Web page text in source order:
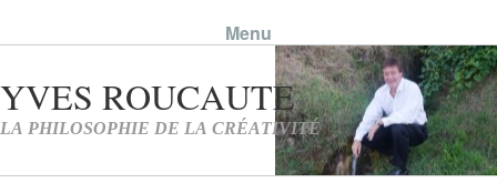
Menu
Skip to content